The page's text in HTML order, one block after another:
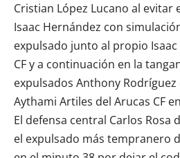
Cristian López Lucano al evitar
Isaac Hernández con
expulsado junto al propio
CF y a continuación en la
expulsados Anthony Rodríguez
Aythami Artiles del Arucas CF
El defensa central Carlos Rosa
el expulsado más tempranero